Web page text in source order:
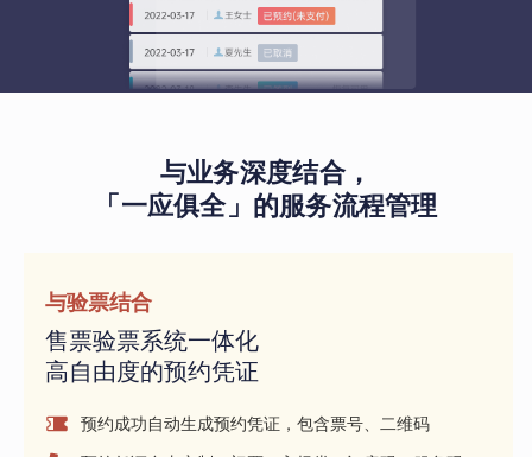
与业务深度结合，
「一应俱全」的服务流程管理
与验票结合
售票验票系统一体化
高自由度的预约凭证
预约成功自动生成预约凭证，包含票号、二维码